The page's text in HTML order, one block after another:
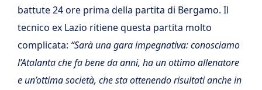
battute 24 ore prima della partita di Bergamo. Il
tecnico ex Lazio ritiene questa partita molto
complicata: “Sarà una gara impegnativa: conosciamo
l’Atalanta che fa bene da anni, ha un ottimo allenatore
e un’ottima società, che sta ottenendo risultati anche in